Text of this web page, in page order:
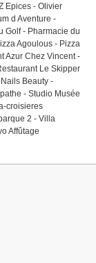
Epices - Olivier
d Aventure -
Golf- Pharmacie du
Agoulous - Pizza
Azur Chez Vincent-
Le Skipper
Beauty -
- Studio Musée
croisieres
2 - Villa
Affûtage